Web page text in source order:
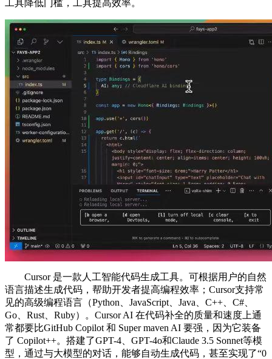
工具降低门槛，工具提高效率。
Cursor 是一款人工智能代码生成工具。可根据用户的自然
语言描述生成代码，帮助开发者提高编程效率；Cursor支持常
见的高级编程语言（Python、JavaScript、Java、C++、C#、
Go、Rust、Ruby）。Cursor AI 在代码补全的质量和速度上通
常都要比GitHub Copilot 和 Super maven AI 要强，因为它装备
了 Copilot++。搭建了GPT-4、GPT-4o和Claude 3.5 Sonnet等模
型，通过与大模型的对话，能够自动生成代码，甚至实现了“0